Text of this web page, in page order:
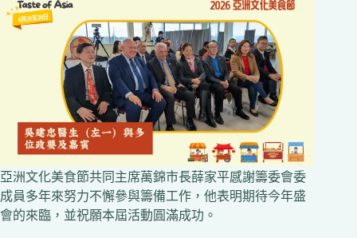
亞洲文化美食節共同主席萬錦市長薛家平感謝籌委會委
成員多年來努力不懈參與籌備工作，他表明期待今年盛
會的來臨，並祝願本屆活動圓滿成功。